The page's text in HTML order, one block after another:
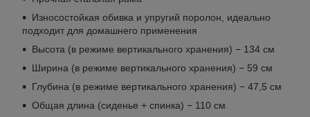
Износостойкая обивка и упругий поролон, идеально
подходит для домашнего применения
Высота (в режиме вертикального хранения) − 134 см
Ширина (в режиме вертикального хранения) − 59 см
Глубина (в режиме вертикального хранения) − 47,5 см
Общая длина (сиденье + спинка) − 110 см